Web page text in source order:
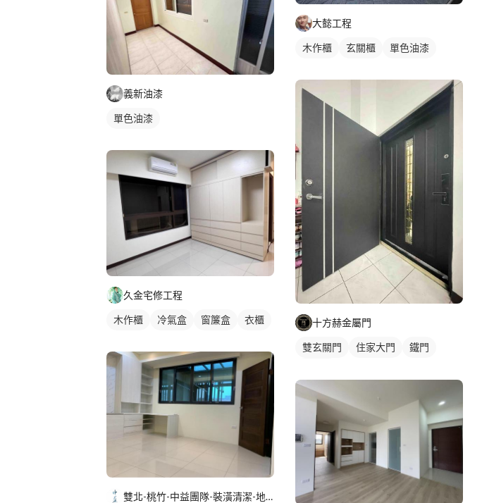
義新油漆
單色油漆
久金宅修工程
木作櫃 冷氣盒 窗簾盒 衣櫃
雙北-桃竹-中益團隊-裝潢清潔-地板防滑-居家鍍膜
大懿工程
木作櫃 玄關櫃 單色油漆
十方赫金屬門
雙玄關門 住家大門
鐵門